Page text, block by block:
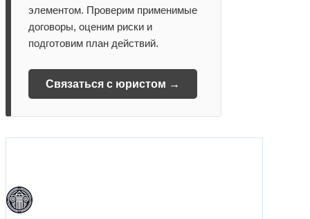
элементом. Проверим применимые
договоры, оценим риски и
подготовим план действий.
Связаться с юристом →